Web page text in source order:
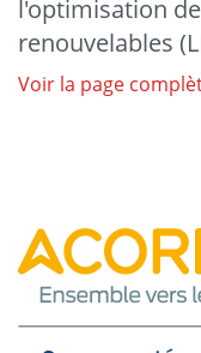
l'optimisation
renouvelables
Voir la page